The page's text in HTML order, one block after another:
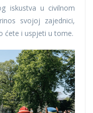
iskustva u civilnom
svojoj zajednici,
ćete i uspjeti u tome.